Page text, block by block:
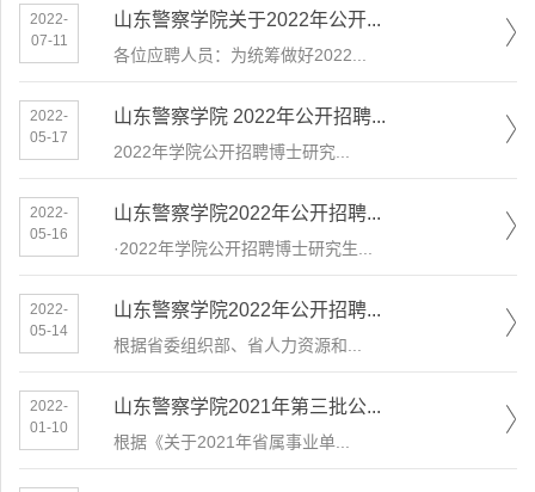
2022-
07-11
山东警察学院关于2022年公开...
各位应聘人员：为统筹做好2022...
2022-
05-17
山东警察学院 2022年公开招聘...
​2022年学院公开招聘博士研究...
2022-
05-16
山东警察学院2022年公开招聘...
·2022年学院公开招聘博士研究生...
2022-
05-14
山东警察学院2022年公开招聘...
根据省委组织部、省人力资源和...
2022-
01-10
山东警察学院2021年第三批公...
根据《关于2021年省属事业单...